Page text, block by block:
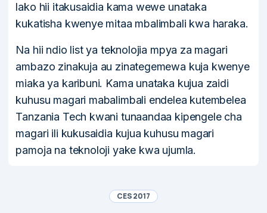
lako hii itakusaidia kama wewe unataka
kukatisha kwenye mitaa mbalimbali kwa haraka.
Na hii ndio list ya teknolojia mpya za magari
ambazo zinakuja au zinategemewa kuja kwenye
miaka ya karibuni. Kama unataka kujua zaidi
kuhusu magari mabalimbali endelea kutembelea
Tanzania Tech kwani tunaandaa kipengele cha
magari ili kukusaidia kujua kuhusu magari
pamoja na teknoloji yake kwa ujumla.
CES 2017